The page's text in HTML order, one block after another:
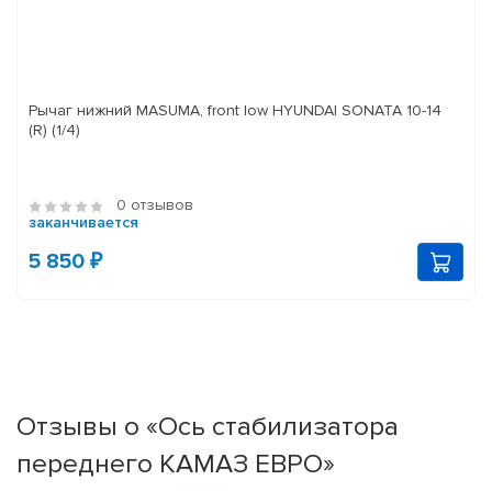
Рычаг нижний MASUMA, front low HYUNDAI SONATA 10-14
(R) (1/4)
0 отзывов
заканчивается
5 850 ₽
Отзывы о «Ось стабилизатора
переднего КАМАЗ ЕВРО»